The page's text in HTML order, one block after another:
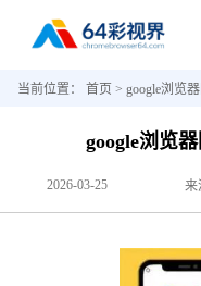
当前位置： 首页 > google浏览
google浏览
2026-03-25 来